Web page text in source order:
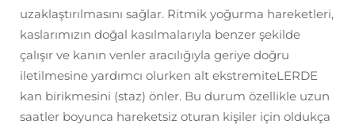
uzaklaştırılmasını sağlar. Ritmik yoğurma hareketleri,
kaslarımızın doğal kasılmalarıyla benzer şekilde
çalışır ve kanın venler aracılığıyla geriye doğru
iletilmesine yardımcı olurken alt ekstremiteLERDE
kan birikmesini (staz) önler. Bu durum özellikle uzun
saatler boyunca hareketsiz oturan kişiler için oldukça